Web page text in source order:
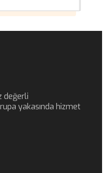
değerli
yakasında hizmet